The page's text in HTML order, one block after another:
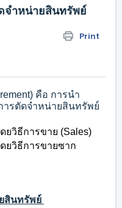
จำหน่ายสินทรัพย์
Print
คือ การนำ
ารตัดจำหน่ายสินทรัพย์
ธีการขาย (Sales)
วิธีการขายซาก
สินทรัพย์